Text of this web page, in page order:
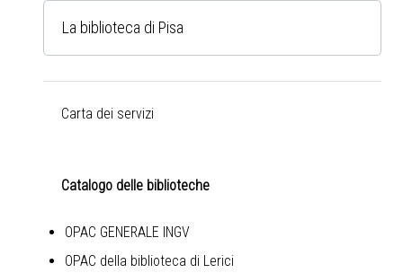
La biblioteca di Pisa
Carta dei servizi
Catalogo delle biblioteche
OPAC GENERALE INGV
OPAC della biblioteca di Lerici